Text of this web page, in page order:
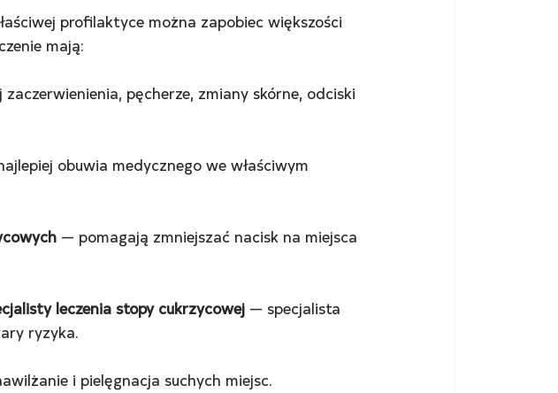
profilaktyce można zapobiec większości
mają:
pęcherze, zmiany skórne, odciski
obuwia medycznego we właściwym
— pomagają zmniejszać nacisk na miejsca
leczenia stopy cukrzycowej — specjalista
ryzyka.
i pielęgnacja suchych miejsc.